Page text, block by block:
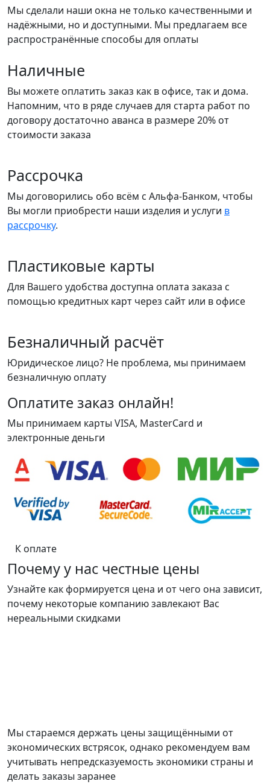
Мы сделали наши окна не только качественными и
надёжными, но и доступными. Мы предлагаем все
распространённые способы для оплаты
Наличные
Вы можете оплатить заказ как в офисе, так и дома.
Напомним, что в ряде случаев для старта работ по
договору достаточно аванса в размере 20% от
стоимости заказа
Рассрочка
Мы договорились обо всём с Альфа-Банком, чтобы
Вы могли приобрести наши изделия и услуги в
рассрочку.
Пластиковые карты
Для Вашего удобства доступна оплата заказа с
помощью кредитных карт через сайт или в офисе
Безналичный расчёт
Юридическое лицо? Не проблема, мы принимаем
безналичную оплату
Оплатите заказ онлайн!
Мы принимаем карты VISA, MasterCard и
электронные деньги
К оплате
Почему у нас честные цены
Узнайте как формируется цена и от чего она зависит,
почему некоторые компанию завлекают Вас
нереальными скидками
Мы стараемся держать цены защищёнными от
экономических встрясок, однако рекомендуем вам
учитывать непредсказуемость экономики страны и
делать заказы заранее